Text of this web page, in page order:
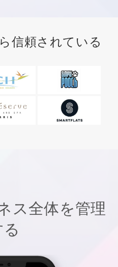
信頼されている
ス全体を管理